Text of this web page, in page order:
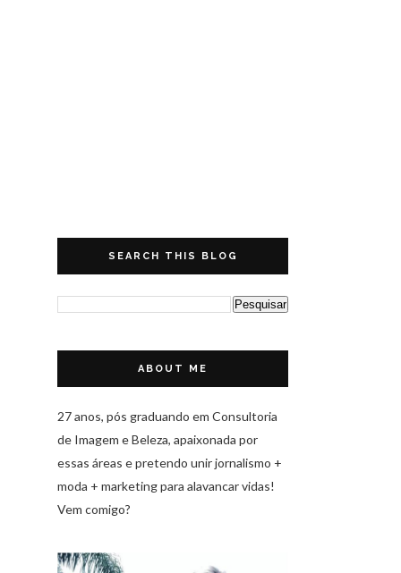
SEARCH THIS BLOG
ABOUT ME
27 anos, pós graduando em Consultoria
de Imagem e Beleza, apaixonada por
essas áreas e pretendo unir jornalismo +
moda + marketing para alavancar vidas!
Vem comigo?